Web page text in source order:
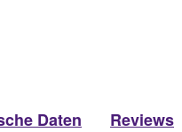
Daten Reviews